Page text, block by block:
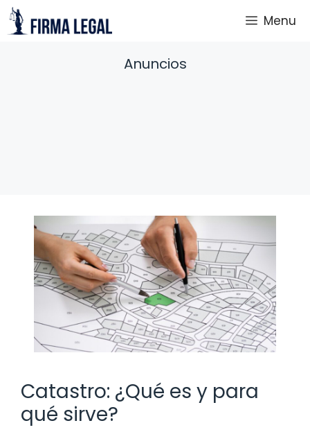
Saltar
al
Menu
Anuncios
Catastro: ¿Qué es y para
qué sirve?